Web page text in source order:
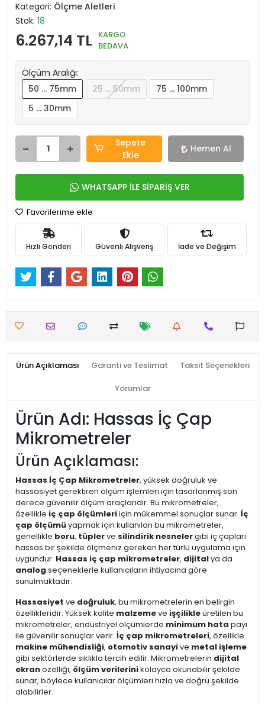
Kategori: Ölçme Aletleri
Stok: 18
6.267,14 TL KARGO
BEDAVA
Ölçüm Aralığı:
50 … 75mm
25 … 50mm
75 … 100mm
5 … 30mm
Sepete
Ekle
Hemen Al
WHATSAPP İLE SİPARİŞ VER
Favorilerime ekle
Hızlı Gönderi Güvenli Alışveriş İade ve Değişim
Ürün Açıklaması Garanti ve Teslimat Taksit Seçenekleri
Yorumlar
Ürün Adı: Hassas İç Çap
Mikrometreler
Ürün Açıklaması:
Hassas İç Çap Mikrometreler, yüksek doğruluk ve
hassasiyet gerektiren ölçüm işlemleri için tasarlanmış son
derece güvenilir ölçüm araçlarıdır. Bu mikrometreler,
özellikle iç çap ölçümleriiçin mükemmel sonuçlar sunar. İç
çap ölçümüyapmak için kullanılan bu mikrometreler,
genellikle boru, tüplerve silindirik nesnelergibi iç çapları
hassas bir şekilde ölçmeniz gereken her türlü uygulama için
uygundur. Hassas iç çap mikrometreler, dijitalya da
analog seçeneklerle kullanıcıların ihtiyacına göre
sunulmaktadır.
Hassasiyet ve doğruluk, bu mikrometrelerin en belirgin
özellikleridir. Yüksek kalite malzemeve işçilikleüretilen bu
mikrometreler, endüstriyel ölçümlerde minimum hata payı
ile güvenilir sonuçlar verir. İç çap mikrometreleri, özellikle
makine mühendisliği, otomotiv sanayive metal işleme
gibi sektörlerde sıklıkla tercih edilir. Mikrometrelerin dijital
ekranözelliği, ölçüm verilerinikolayca okunabilir şekilde
sunar, böylece kullanıcılar ölçümleri hızla ve doğru şekilde
alabilirler.